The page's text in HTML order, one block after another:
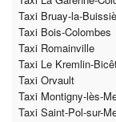
Taxi Bruay-la-
Taxi Bois-Colombes
Taxi Romainville
Taxi Le Kremlin-
Taxi Orvault
Taxi Montigny-lès-
Taxi Saint-Pol-sur-